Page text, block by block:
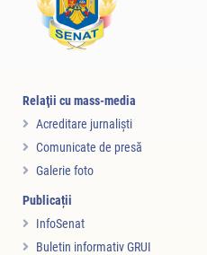
Relaţii cu mass-media
Acreditare jurnalişti
Comunicate de presă
Galerie foto
Publicații
InfoSenat
Buletin informativ GRUI